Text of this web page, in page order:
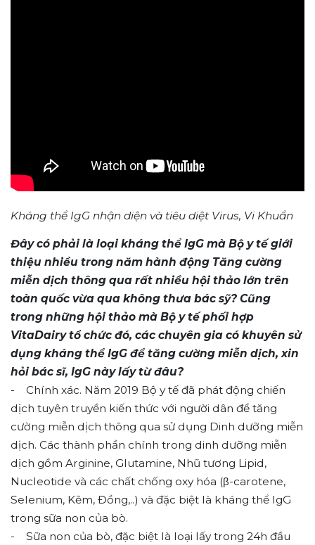
Kháng thể IgG nhận diện và tiêu diệt Virus, Vi Khuẩn
Đây có phải là loại kháng thể IgG mà Bộ y tế giới
thiệu nhiều trong năm hành động Tăng cường
miễn dịch thông qua rất nhiều hội thảo lớn trên
toàn quốc vừa qua không thưa bác sỹ? Cũng
trong những hội thảo mà Bộ y tế phối hợp
VitaDairy tổ chức đó, các chuyên gia có khuyên sử
dụng kháng thể IgG để tăng cường miễn dịch, xin
hỏi bác sĩ, IgG này lấy từ đâu?
- Chính xác. Năm 2019 Bộ y tế đã phát động chiến
dịch tuyên truyền kiến thức với người dân để tăng
cường miễn dịch thông qua sử dụng Dinh dưỡng miễn
dịch. Các thành phần chính trong dinh dưỡng miễn
dịch gồm Arginine, Glutamine, Nhũ tương Lipid,
Nucleotide và các chất chống oxy hóa (β-carotene,
Selenium, Kẽm, Đồng,..) và đặc biệt là kháng thể IgG
trong sữa non của bò.
- Sữa non của bò, đặc biệt là loại lấy trong 24h đầu